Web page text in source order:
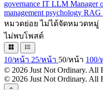
governance IT LLM Manager
management psychology RAG
หมวดย่อย ไม่ได้จัดหมวดหมู่
ไม่พบโพสต์
10/หน้า 25/หน้า 50/หน้า 100/
© 2026 Just Not Ordinary. All
© 2026 Just Not Ordinary. All